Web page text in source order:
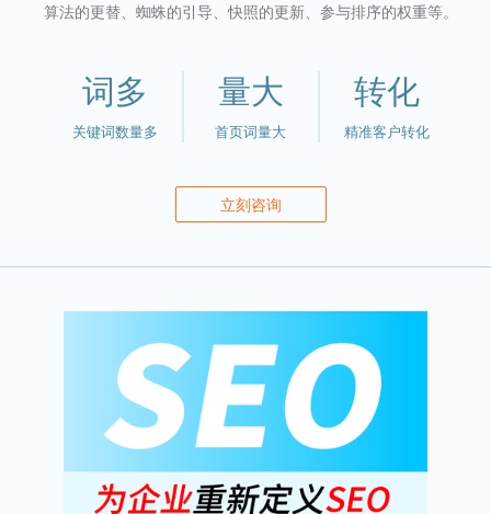
算法的更替、蜘蛛的引导、快照的更新、参与排序的权重等。
词多
关键词数量多
量大
首页词量大
转化
精准客户转化
立刻咨询